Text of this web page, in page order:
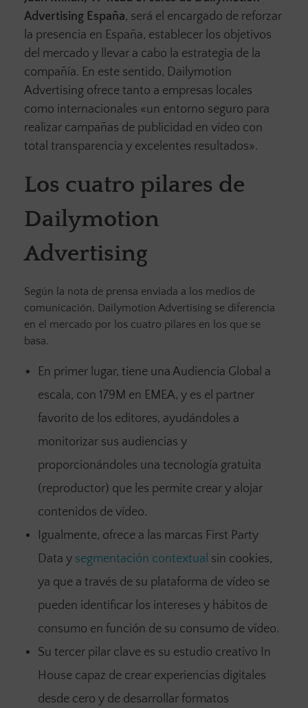
Advertising España, será el encargado de reforzar
la presencia en España, establecer los objetivos
del mercado y llevar a cabo la estrategia de la
compañía. En este sentido, Dailymotion
Advertising ofrece tanto a empresas locales
como internacionales «un entorno seguro para
realizar campañas de publicidad en vídeo con
total transparencia y excelentes resultados».
Los cuatro pilares de
Dailymotion
Advertising
Según la nota de prensa enviada a los medios de
comunicación, Dailymotion Advertising se diferencia
en el mercado por los cuatro pilares en los que se
basa.
En primer lugar, tiene una Audiencia Global a
escala, con 179M en EMEA, y es el partner
favorito de los editores, ayudándoles a
monitorizar sus audiencias y
proporcionándoles una tecnología gratuita
(reproductor) que les permite crear y alojar
contenidos de vídeo.
Igualmente, ofrece a las marcas First Party
Data y segmentación contextual sin cookies,
ya que a través de su plataforma de vídeo se
pueden identificar los intereses y hábitos de
consumo en función de su consumo de vídeo.
Su tercer pilar clave es su estudio creativo In
House capaz de crear experiencias digitales
desde cero y de desarrollar formatos